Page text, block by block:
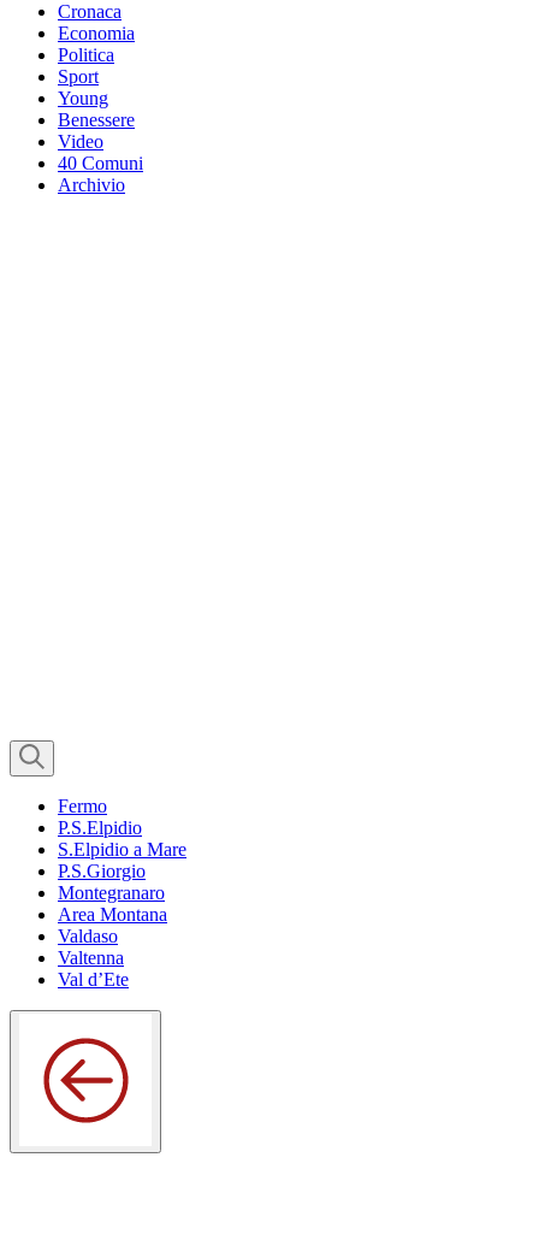
Cronaca
Economia
Politica
Sport
Young
Benessere
Video
40 Comuni
Archivio
Fermo
P.S.Elpidio
S.Elpidio a Mare
P.S.Giorgio
Montegranaro
Area Montana
Valdaso
Valtenna
Val d’Ete